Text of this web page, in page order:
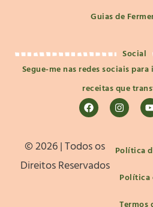
Guias de
Social
Segue-me nas redes sociais
receitas que
©️ 2026 | Todos os
Direitos Reservados
Política
Política